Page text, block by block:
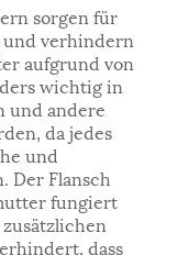
sorgen für
verhindern
aufgrund von
wichtig in
und andere
da jedes
und
Der Flansch
fungiert
dass